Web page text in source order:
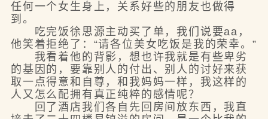
任何一个女生身上，关系好些的朋友也做得
到。
吃完饭徐思源主动买了单，我们说要aa，
他笑着拒绝了：“请各位美女吃饭是我的荣幸。”
我看着他的背影，想也许我就是有些卑劣
的基因的，要靠别人的付出、别人的讨好来获
取一点得意和自尊，和我妈妈一样，我这样的
人又怎么配拥有真正纯粹的感情呢？
回了酒店我们各自先回房间放东西，我直